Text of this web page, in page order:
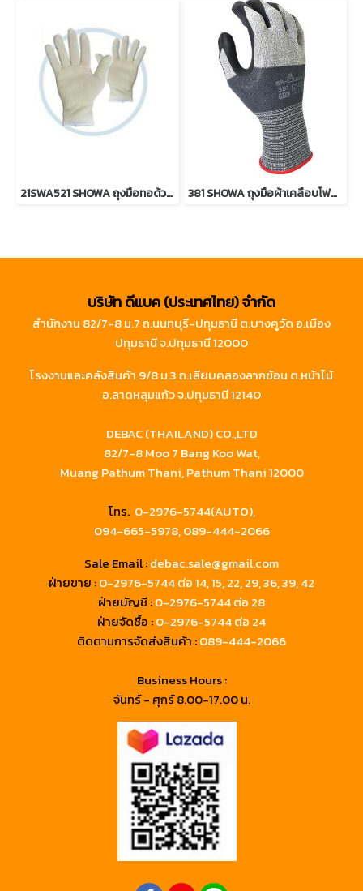
21SWA521 SHOWA ถุงมือทอด้วยเส้นใยโลหะ Stainless Steel และเส้นใย Kevlar Aramid 381 SHOWA ถุงมือผ้าเคลือบโฟมไนไตร
บริษัท ดีแบค (ประเทศไทย) จำกัด
สำนักงาน 82/7-8 ม.7 ถ.นนทบุรี-ปทุมธานี ต.บางคูวัด อ.เมือง
ปทุมธานี จ.ปทุมธานี 12000
โรงงานและคลังสินค้า 9/8 ม.3 ถ.เลียบคลองลากฆ้อน ต.หน้าไม้
อ.ลาดหลุมแก้ว จ.ปทุมธานี 12140
DEBAC (THAILAND) CO.,LTD
82/7-8 Moo 7 Bang Koo Wat,
Muang Pathum Thani, Pathum Thani 12000
โทร. 0-2976-5744(AUTO),
094-665-5978,089-444-2066
Sale Email :debac.sale@gmail.com
ฝ่ายขาย :0-2976-5744ต่อ 14, 15, 22, 29, 36, 39, 42
ฝ่ายบัญชี :0-2976-5744 ต่อ 28
ฝ่ายจัดซื้อ :0-2976-5744 ต่อ 24
ติดตามการจัดส่งสินค้า :089-444-2066
Business Hours :
จันทร์ - ศุกร์ 8.00-17.00 น.